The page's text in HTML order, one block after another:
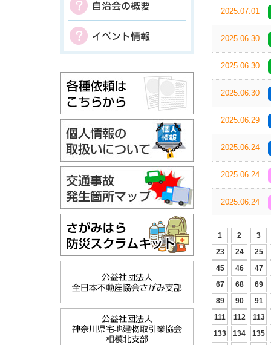
2025.07.01
2025.06.30
2025.06.30
2025.06.30
2025.06.29
2025.06.24
2025.06.24
2025.06.24
1 2
3
23
24
25
45
46
47
67
68
69
89
90
91
111
112
113
133
134
135